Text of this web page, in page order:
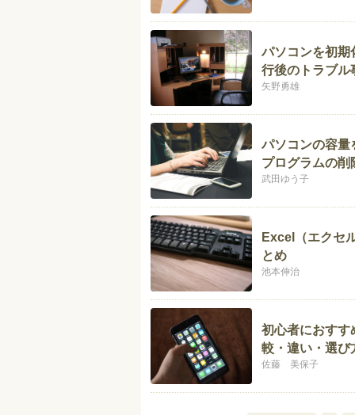
パソコンを初期
行後のトラブル
矢野勇雄
パソコンの容
プログラムの削
武田ゆう子
Excel（エクセ
とめ
池本伸治
初心者におす
較・違い・選び
佐藤 美保子